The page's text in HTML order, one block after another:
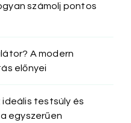
számolj pontos
A modern
előnyei
ideális testsúly és
egyszerűen